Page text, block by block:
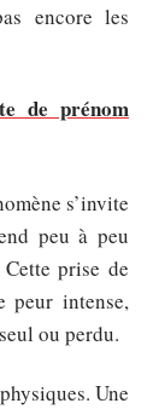
encore les
de prénom
s’invite
peu à peu
prise de
peur intense,
ou perdu.
Une